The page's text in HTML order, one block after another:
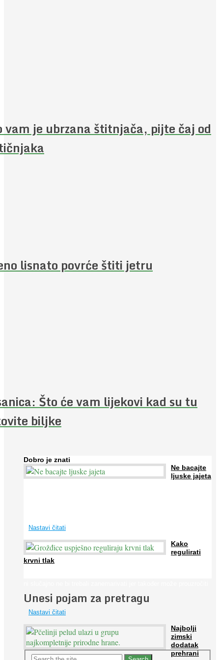
vam je ubrzana štitnjača, pijte čaj od
lisnato povrće štiti jetru
Što će vam lijekovi kad su tu
biljke
Dobro je znati
Ne bacajte
ljuske jajeta
Nastavi čitati
Kako
regulirati
krvni tlak
...
Nastavi čitati
Najbolji
zimski
dodatak
prehrani
Unesi pojam za pretragu